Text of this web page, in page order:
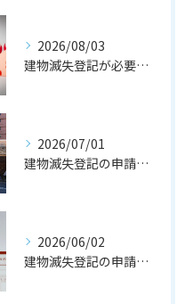
2026/08/03
建物滅失登記が必要なケースとは
2026/07/01
建物滅失登記の申請の流れとは
2026/06/02
建物滅失登記の申請を行う注意点